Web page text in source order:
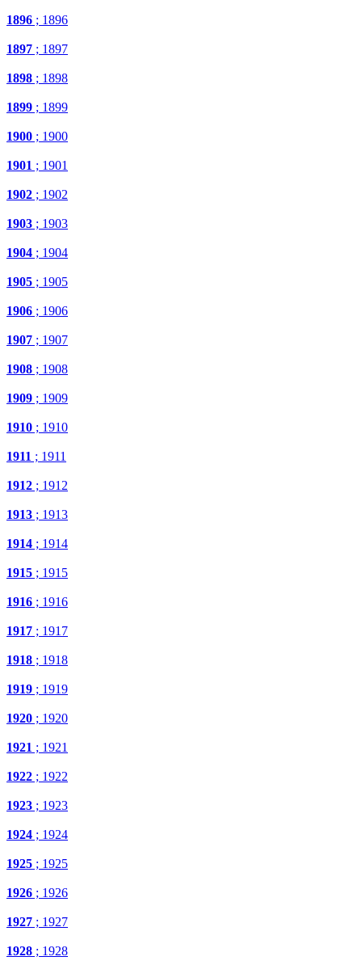
1896 ; 1896
1897 ; 1897
1898 ; 1898
1899 ; 1899
1900 ; 1900
1901 ; 1901
1902 ; 1902
1903 ; 1903
1904 ; 1904
1905 ; 1905
1906 ; 1906
1907 ; 1907
1908 ; 1908
1909 ; 1909
1910 ; 1910
1911 ; 1911
1912 ; 1912
1913 ; 1913
1914 ; 1914
1915 ; 1915
1916 ; 1916
1917 ; 1917
1918 ; 1918
1919 ; 1919
1920 ; 1920
1921 ; 1921
1922 ; 1922
1923 ; 1923
1924 ; 1924
1925 ; 1925
1926 ; 1926
1927 ; 1927
1928 ; 1928